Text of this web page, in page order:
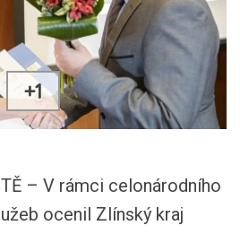
+1
– V rámci celonárodního
ocenil Zlínský kraj